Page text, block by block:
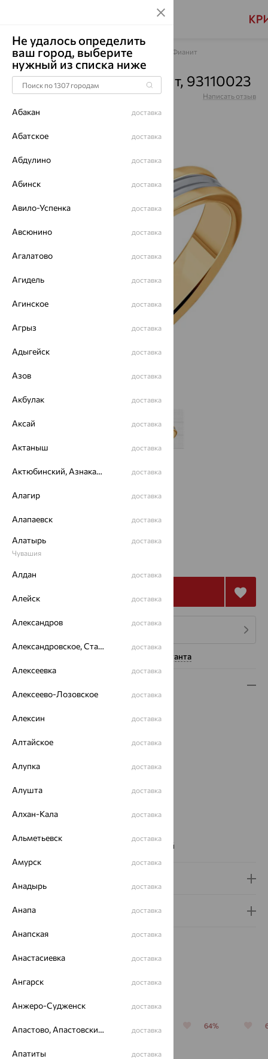
Главная Каталог Обручальные кольца Фианит
Кольцо, серебро, фианит, 93110023
Артикул:93110023 Написать отзыв
15
Калькулятор размера Другой размер
1 363
₽
Нужна помощь консультанта
Вес:1.96
Проба:
925
Страна происхождения:
Вид покрытия:
Цвет вставки:
Бесцветный
Гарантия и возврат
64%
Не удалось определить
ваш город, выберите
нужный из списка ниже
Абакан доставка
Абатское доставка
Абдулино доставка
Абинск доставка
Авило-Успенка доставка
Авсюнино доставка
Агалатово доставка
Агидель доставка
Агинское доставка
Агрыз доставка
Адыгейск доставка
Азов доставка
Акбулак доставка
Аксай доставка
Актаныш доставка
Актюбинский, Азнакаевский район доставка
Алагир доставка
Алапаевск доставка
Алатырь
Чувашия
доставка
Алдан доставка
Алейск доставка
Александров доставка
Александровское, Ставропольский край доставка
Алексеевка доставка
Алексеево-Лозовское доставка
Алексин доставка
Алтайское доставка
Алупка доставка
Алушта доставка
Алхан-Кала доставка
Альметьевск доставка
Амурск доставка
Анадырь доставка
Анапа доставка
Анапская доставка
Анастасиевка доставка
Ангарск доставка
Анжеро-Судженск доставка
Апастово, Апастовский район доставка
Апатиты доставка